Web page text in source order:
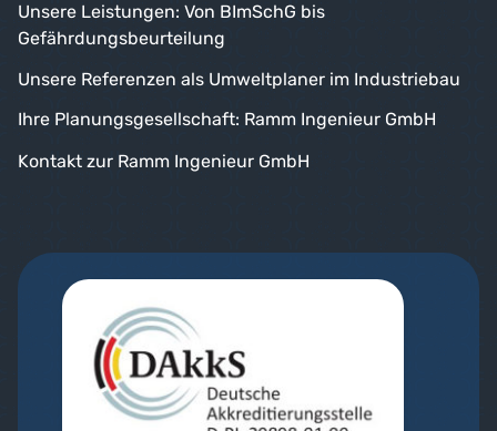
Unsere Leistungen: Von BImSchG bis
Gefährdungsbeurteilung
Unsere Referenzen als Umweltplaner im Industriebau
Ihre Planungsgesellschaft: Ramm Ingenieur GmbH
Kontakt zur Ramm Ingenieur GmbH